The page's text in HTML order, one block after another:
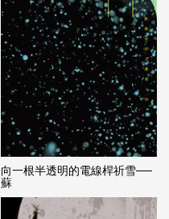
向一根半透明的電線桿祈雪──
蘇